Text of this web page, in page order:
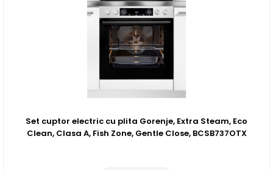
Set cuptor electric cu plita Gorenje, Extra Steam, Eco
Clean, Clasa A, Fish Zone, Gentle Close, BCSB737OTX